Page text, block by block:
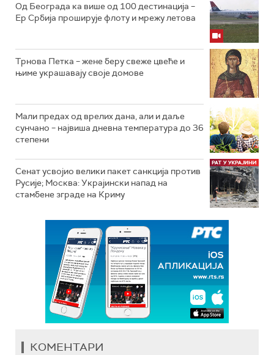
Од Београда ка више од 100 дестинација –
Ер Србија проширује флоту и мрежу летова
Трнова Петка – жене беру свеже цвеће и
њиме украшавају своје домове
Мали предах од врелих дана, али и даље
сунчано – највиша дневна температура до 36
степени
Сенат усвојио велики пакет санкција против
Русије; Москва: Украјински напад на
стамбене зграде на Криму
КОМЕНТАРИ